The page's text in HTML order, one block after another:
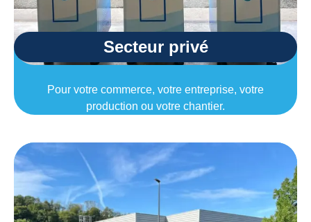
Secteur privé
Pour votre commerce, votre entreprise, votre
production ou votre chantier.